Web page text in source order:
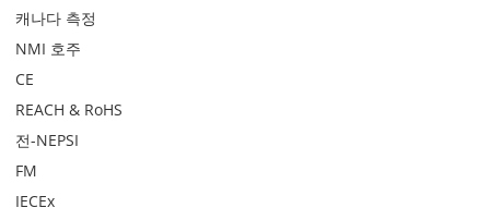
캐나다 측정
NMI 호주
CE
REACH & RoHS
전-NEPSI
FM
IECEx